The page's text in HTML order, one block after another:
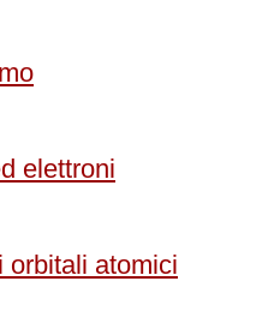
elettroni
orbitali atomici